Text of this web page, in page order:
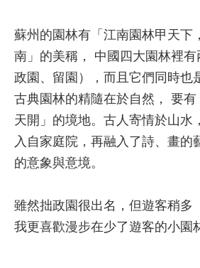
蘇州的園林有「江南園林甲天下
南」的美稱， 中國四大園林裡
政園、留園），而且它們同時也
古典園林的精隨在於自然， 要有
天開」的境地。古人寄情於山水
入自家庭院，再融入了詩、畫的
的意象與意境。
雖然拙政園很出名，但遊客稍多
我更喜歡漫步在少了遊客的小園